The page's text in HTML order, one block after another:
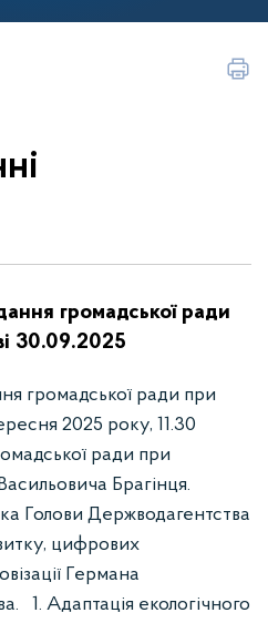
громадської ради
30.09.2025
громадської ради при
2025 року, 11.30
ради при
Брагінця.
Голови Держводагентства
цифрових
Германа
1. Адаптація екологічного